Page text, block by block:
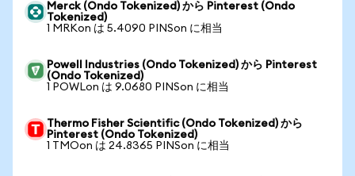
Merck (Ondo Tokenized) から Pinterest (Ondo
Tokenized)
1 MRKon は 5.4090 PINSon に相当
Powell Industries (Ondo Tokenized) から Pinterest
(Ondo Tokenized)
1 POWLon は 9.0680 PINSon に相当
Thermo Fisher Scientific (Ondo Tokenized) から
Pinterest (Ondo Tokenized)
1 TMOon は 24.8365 PINSon に相当